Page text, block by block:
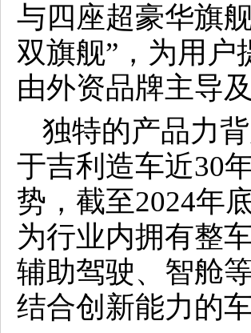
与四座超豪华旗
双旗舰”，为用户
由外资品牌主导
独特的产品力
于吉利造车近30
势，截至2024年
为行业内拥有整
辅助驾驶、智舱
结合创新能力的车